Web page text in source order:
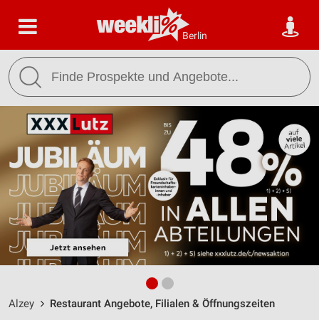
Berlin
Alzey Restaurant Angebote, Filialen & Öffnungszeiten